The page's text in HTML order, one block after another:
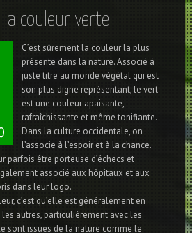
couleur verte
C’est sûrement la couleur la plus
présente dans la nature. Associé à
juste titre au monde végétal qui est
son plus digne représentant, le vert
est une couleur apaisante,
rafraîchissante et même tonifiante.
Dans la culture occidentale, on
l’associe à l’espoir et à la chance.
parfois être porteuse d’échecs et
associé aux hôpitaux et aux
dans leur logo.
c’est qu’elle est généralement en
autres, particulièrement avec les
sont issues de la nature comme le